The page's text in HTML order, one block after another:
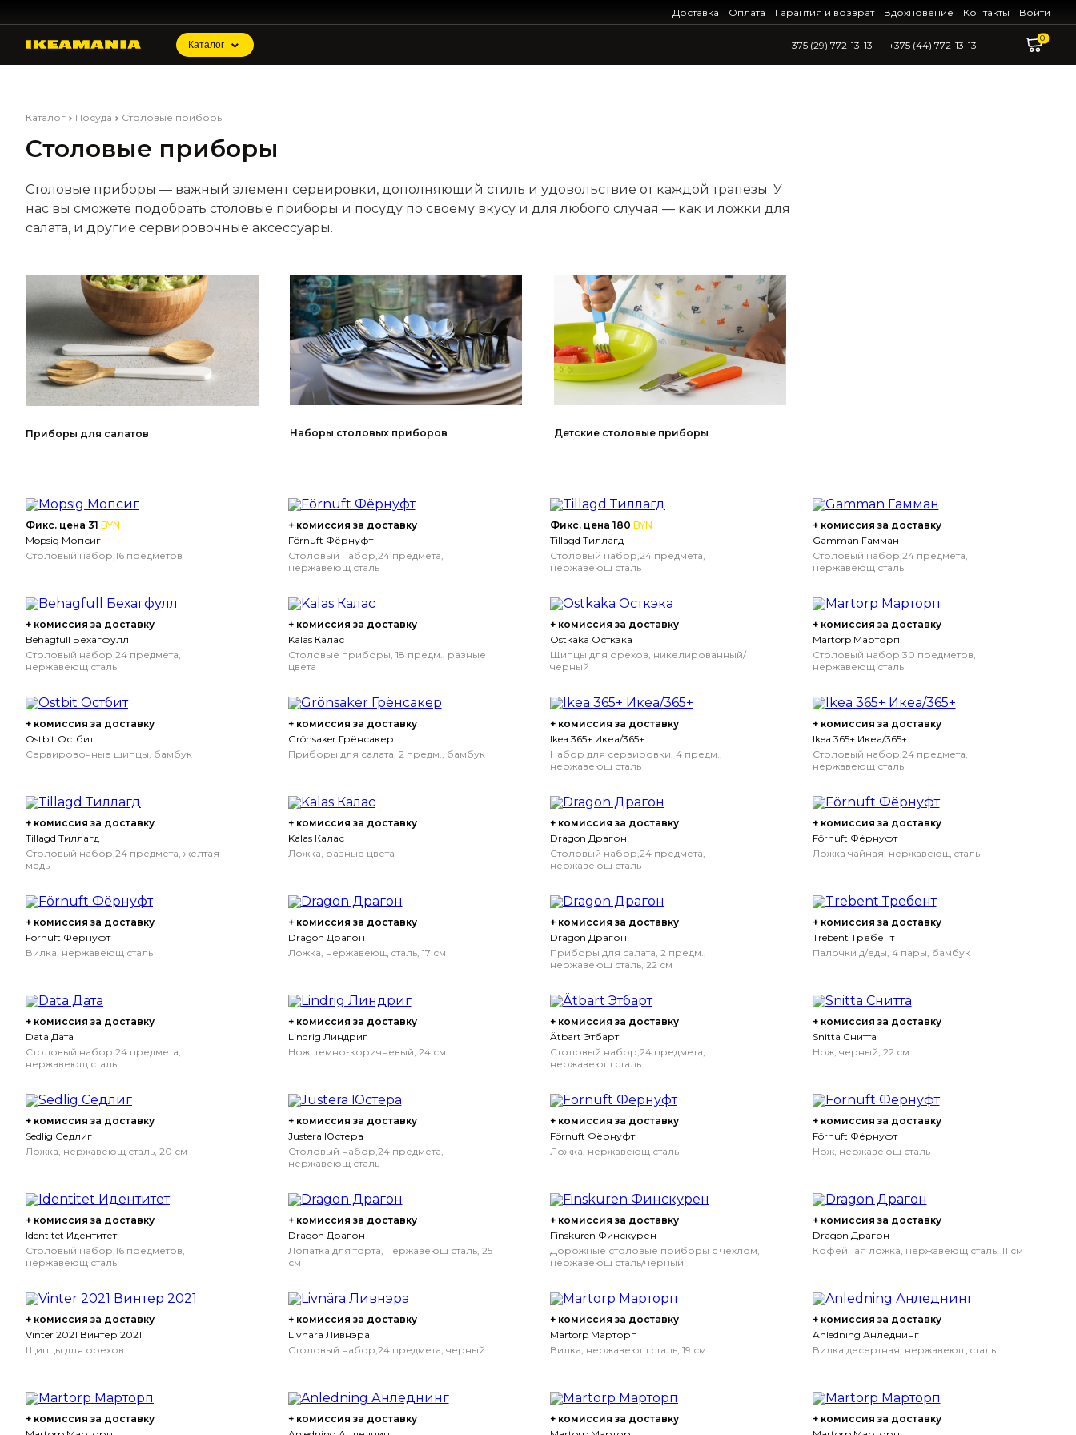
Доставка Оплата Гарантия и возврат Вдохновение Контакты Войти
Каталог +375 (29) 772-13-13 +375 (44) 772-13-13
0
Каталог Посуда Столовые приборы
Столовые приборы
Столовые приборы — важный элемент сервировки, дополняющий стиль и удовольствие от каждой трапезы. У
нас вы сможете подобрать столовые приборы и посуду по своему вкусу и для любого случая — как и ложки для
салата, и другие сервировочные аксессуары.
Приборы для салатов Наборы столовых приборов Детские столовые приборы
Фикс. цена 31 BYN
Mopsig Мопсиг
Столовый набор,16 предметов
+ комиссия за доставку
Förnuft Фёрнуфт
Столовый набор,24 предмета,
нержавеющ сталь
Фикс. цена 180 BYN
Tillagd Тиллагд
Столовый набор,24 предмета,
нержавеющ сталь
+ комиссия за доставку
Gamman Гамман
Столовый набор,24 предмета,
нержавеющ сталь
+ комиссия за доставку
Behagfull Бехагфулл
Столовый набор,24 предмета,
нержавеющ сталь
+ комиссия за доставку
Kalas Калас
Столовые приборы, 18 предм., разные
цвета
+ комиссия за доставку
Ostkaka Осткэка
Щипцы для орехов, никелированный/
черный
+ комиссия за доставку
Martorp Марторп
Столовый набор,30 предметов,
нержавеющ сталь
+ комиссия за доставку
Ostbit Остбит
Сервировочные щипцы, бамбук
+ комиссия за доставку
Grönsaker Грёнсакер
Приборы для салата, 2 предм., бамбук
+ комиссия за доставку
Ikea 365+ Икеа/365+
Набор для сервировки, 4 предм.,
нержавеющ сталь
+ комиссия за доставку
Ikea 365+ Икеа/365+
Столовый набор,24 предмета,
нержавеющ сталь
+ комиссия за доставку
Tillagd Тиллагд
Столовый набор,24 предмета, желтая
медь
+ комиссия за доставку
Kalas Калас
Ложка, разные цвета
+ комиссия за доставку
Dragon Драгон
Столовый набор,24 предмета,
нержавеющ сталь
+ комиссия за доставку
Förnuft Фёрнуфт
Ложка чайная, нержавеющ сталь
+ комиссия за доставку
Förnuft Фёрнуфт
Вилка, нержавеющ сталь
+ комиссия за доставку
Dragon Драгон
Ложка, нержавеющ сталь, 17 см
+ комиссия за доставку
Dragon Драгон
Приборы для салата, 2 предм.,
нержавеющ сталь, 22 см
+ комиссия за доставку
Trebent Требент
Палочки д/еды, 4 пары, бамбук
+ комиссия за доставку
Data Дата
Столовый набор,24 предмета,
нержавеющ сталь
+ комиссия за доставку
Lindrig Линдриг
Нож, темно-коричневый, 24 см
+ комиссия за доставку
Ätbart Этбарт
Столовый набор,24 предмета,
нержавеющ сталь
+ комиссия за доставку
Snitta Снитта
Нож, черный, 22 см
+ комиссия за доставку
Sedlig Седлиг
Ложка, нержавеющ сталь, 20 см
+ комиссия за доставку
Justera Юстера
Столовый набор,24 предмета,
нержавеющ сталь
+ комиссия за доставку
Förnuft Фёрнуфт
Ложка, нержавеющ сталь
+ комиссия за доставку
Förnuft Фёрнуфт
Нож, нержавеющ сталь
+ комиссия за доставку
Identitet Идентитет
Столовый набор,16 предметов,
нержавеющ сталь
+ комиссия за доставку
Dragon Драгон
Лопатка для торта, нержавеющ сталь, 25
см
+ комиссия за доставку
Finskuren Финскурен
Дорожные столовые приборы с чехлом,
нержавеющ сталь/черный
+ комиссия за доставку
Dragon Драгон
Кофейная ложка, нержавеющ сталь, 11 см
+ комиссия за доставку
Vinter 2021 Винтер 2021
Щипцы для орехов
+ комиссия за доставку
Livnära Ливнэра
Столовый набор,24 предмета, черный
+ комиссия за доставку
Martorp Марторп
Вилка, нержавеющ сталь, 19 см
+ комиссия за доставку
Anledning Анледнинг
Вилка десертная, нержавеющ сталь
+ комиссия за доставку
+ комиссия за доставку
+ комиссия за доставку
+ комиссия за доставку